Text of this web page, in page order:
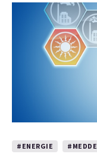
#ENERGIE #MEDDE